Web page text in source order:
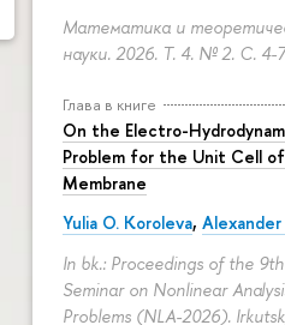
Математика и
науки. 2026. Т. 4. № 2. С. 4-
Глава в книге
On the Electro-
Problem for the Unit Cell
Membrane
Yulia O. Koroleva,
In bk.: Proceedings of the
Seminar on Nonlinear
Problems (NLA-2026).